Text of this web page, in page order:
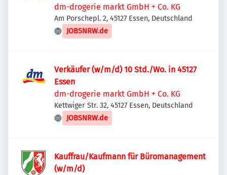
dm-drogerie markt GmbH + Co. KG
Am Porschepl. 2, 45127 Essen, Deutschland
JOBSNRW.de
Verkäufer (w/m/d) 10 Std./Wo. in 45127
Essen
dm-drogerie markt GmbH + Co. KG
Kettwiger Str. 32, 45127 Essen, Deutschland
JOBSNRW.de
Kauffrau/Kaufmann für Büromanagement
(w/m/d)